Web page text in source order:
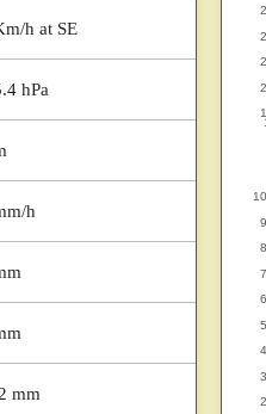
h at SE
hPa
h
mm